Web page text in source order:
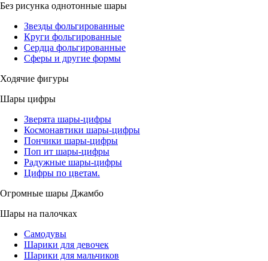
Без рисунка однотонные шары
Звезды фольгированные
Круги фольгированные
Сердца фольгированные
Сферы и другие формы
Ходячие фигуры
Шары цифры
Зверята шары-цифры
Космонавтики шары-цифры
Пончики шары-цифры
Поп ит шары-цифры
Радужные шары-цифры
Цифры по цветам.
Огромные шары Джамбо
Шары на палочках
Самодувы
Шарики для девочек
Шарики для мальчиков